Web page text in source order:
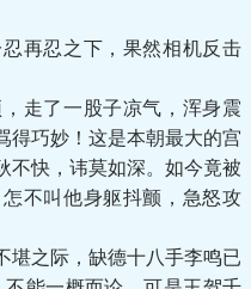
再忍之下，果然相机反击
走了一股子凉气，浑身震
得巧妙！这是本朝最大的宫
不快，讳莫如深。如今竟被
不叫他身躯抖颤，急怒攻
之际，缺德十八手李鸣已